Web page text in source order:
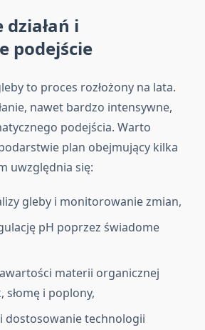
i
podejście
to proces rozłożony na lata.
nawet bardzo intensywne,
podejścia. Warto
plan obejmujący kilka
uwzględnia się:
gleby i monitorowanie zmian,
pH poprzez świadome
materii organicznej
słomę i poplony,
dostosowanie technologii